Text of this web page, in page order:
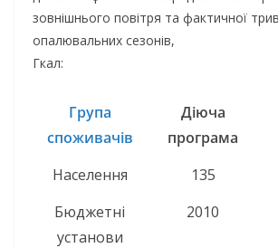
зовнішнього повітря та фактичної
опалювальних сезонів,
Гкал:
Група
споживачів
Діюча
програма
Населення
135
Бюджетні
установи
2010